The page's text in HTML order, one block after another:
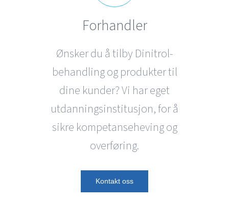
Forhandler
Ønsker du å tilby Dinitrol-
behandling og produkter til
dine kunder? Vi har eget
utdanningsinstitusjon, for å
sikre kompetanseheving og
overføring.
Kontakt oss